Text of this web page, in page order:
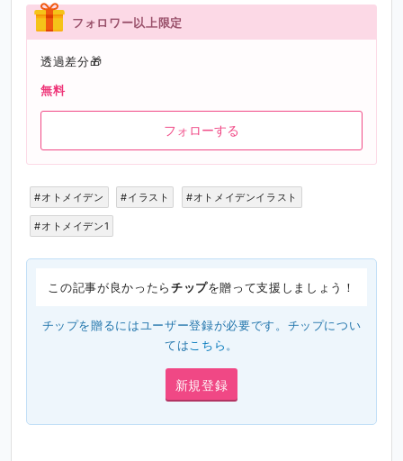
フォロワー以上限定
透過差分🎁
無料
フォローする
#オトメイデン #イラスト #オトメイデンイラスト
#オトメイデン1
この記事が良かったらチップを贈って支援しましょう！
チップを贈るにはユーザー登録が必要です。チップについ
ては こちら 。
新規登録